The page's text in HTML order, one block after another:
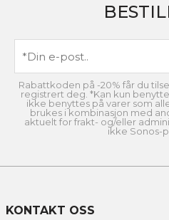
Rabattkoden på -20% får du
registrert deg. *Kan kun
ikke benyttes på varer som
brukes i kombinasjon med
aktuelt for frakt- og/eller
ikke Sonos-
KONTAKT OSS